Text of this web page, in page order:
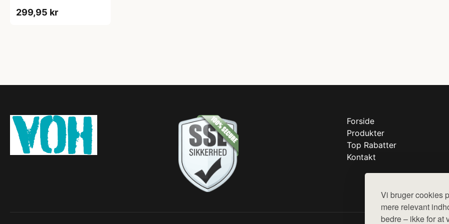
Vi bruger cookies
mere relevant
bedre – ikke for
299,95 kr
Forside
Produkter
Top Rabatter
Kontakt